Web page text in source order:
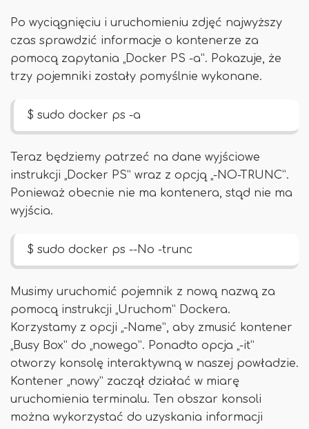
Po wyciągnięciu i uruchomieniu zdjęć najwyższy
czas sprawdzić informacje o kontenerze za
pomocą zapytania „Docker PS -a”. Pokazuje, że
trzy pojemniki zostały pomyślnie wykonane.
$ sudo docker ps -a
Teraz będziemy patrzeć na dane wyjściowe
instrukcji „Docker PS” wraz z opcją „-NO-TRUNC”.
Ponieważ obecnie nie ma kontenera, stąd nie ma
wyjścia.
$ sudo docker ps --No -trunc
Musimy uruchomić pojemnik z nową nazwą za
pomocą instrukcji „Uruchom” Dockera.
Korzystamy z opcji „-Name”, aby zmusić kontener
„Busy Box” do „nowego”. Ponadto opcja „-it”
otworzy konsolę interaktywną w naszej powładzie.
Kontener „nowy” zaczął działać w miarę
uruchomienia terminalu. Ten obszar konsoli
można wykorzystać do uzyskania informacji